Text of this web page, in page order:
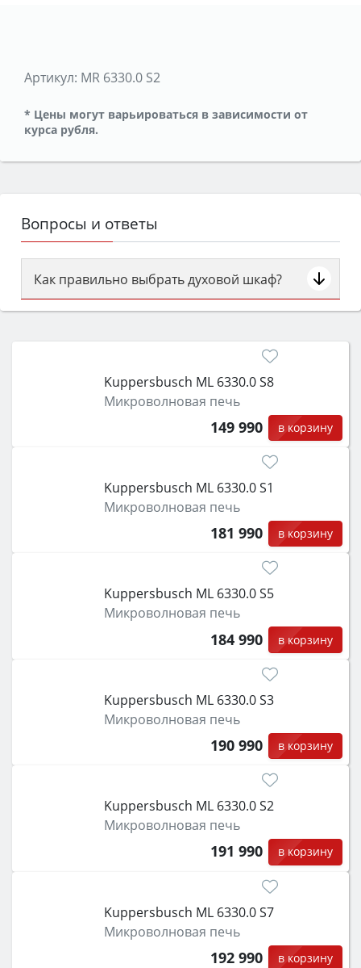
Артикул: MR 6330.0 S2
* Цены могут варьироваться в зависимости от
курса рубля.
Вопросы и ответы
Как правильно выбрать духовой шкаф?
Сначала определитесь с типом (газовый или
затем смотрите на объём 50–70 л для семьи,
функции (конвекция, гриль, самоочистка,
защита от детей).
Kuppersbusch ML 6330.0 S8
Микроволновая печь
149 990 в корзину
Kuppersbusch ML 6330.0 S1
Микроволновая печь
181 990 в корзину
Kuppersbusch ML 6330.0 S5
Микроволновая печь
184 990 в корзину
Kuppersbusch ML 6330.0 S3
Микроволновая печь
190 990 в корзину
Kuppersbusch ML 6330.0 S2
Микроволновая печь
191 990 в корзину
Kuppersbusch ML 6330.0 S7
Микроволновая печь
192 990 в корзину